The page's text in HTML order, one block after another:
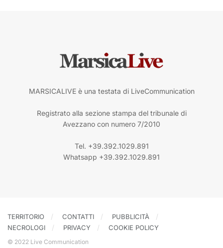
MARSICALIVE è una testata di LiveCommunication
Registrato alla sezione stampa del tribunale di
Avezzano con numero 7/2010
Tel. +39.392.1029.891
Whatsapp +39.392.1029.891
TERRITORIO CONTATTI
PUBBLICITÀ
NECROLOGI
PRIVACY COOKIE POLICY
© 2022 Live Communication